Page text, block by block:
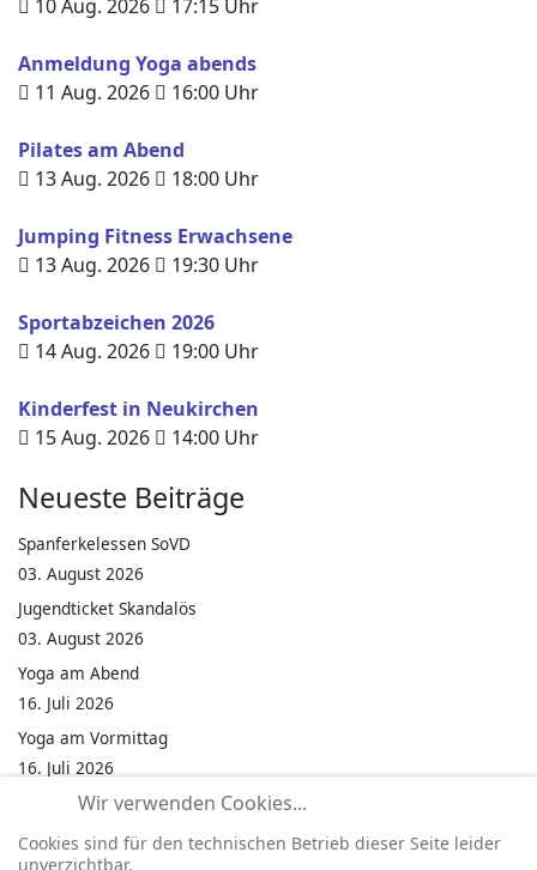
10 Aug. 2026
17:15 Uhr
Anmeldung Yoga abends
11 Aug. 2026
16:00 Uhr
Pilates am Abend
13 Aug. 2026
18:00 Uhr
Jumping Fitness Erwachsene
13 Aug. 2026
19:30 Uhr
Sportabzeichen 2026
14 Aug. 2026
19:00 Uhr
Kinderfest in Neukirchen
15 Aug. 2026
14:00 Uhr
Neueste Beiträge
Spanferkelessen SoVD
03. August 2026
Jugendticket Skandalös
03. August 2026
Yoga am Abend
16. Juli 2026
Yoga am Vormittag
16. Juli 2026
Pilates am Abend
16. Juli 2026
Wir verwenden Cookies...
Cookies sind für den technischen Betrieb dieser Seite leider
unverzichtbar.